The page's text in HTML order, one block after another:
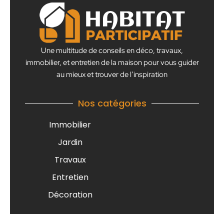
Une multitude de conseils en déco, travaux,
immobilier, et entretien de la maison pour vous guider
au mieux et trouver de l’inspiration
Nos catégories
Immobilier
Jardin
Travaux
Entretien
Décoration